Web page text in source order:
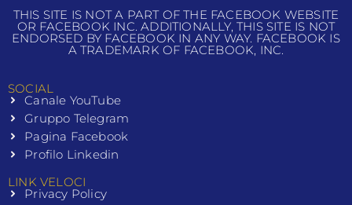
THIS SITE IS NOT A PART OF THE FACEBOOK WEBSITE
OR FACEBOOK INC. ADDITIONALLY, THIS SITE IS NOT
ENDORSED BY FACEBOOK IN ANY WAY. FACEBOOK IS
A TRADEMARK OF FACEBOOK, INC.
SOCIAL
Canale YouTube
Gruppo Telegram
Pagina Facebook
Profilo Linkedin
LINK VELOCI
Privacy Policy